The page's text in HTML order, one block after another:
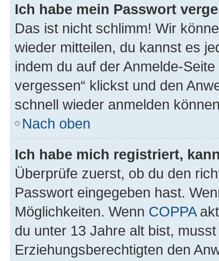
Ich habe mein Passwort
Das ist nicht schlimm! Wir
wieder mitteilen, du kannst es
indem du auf der Anmelde-
vergessen“ klickst und den
schnell wieder anmelden
Nach oben
Ich habe mich registriert,
Überprüfe zuerst, ob du den
Passwort eingegeben hast.
Möglichkeiten. Wenn COPPA
du unter 13 Jahre alt bist,
Erziehungsberechtigten den